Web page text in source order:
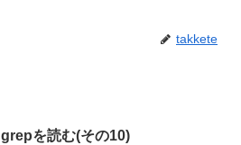
takkete
grepを読む(その10)